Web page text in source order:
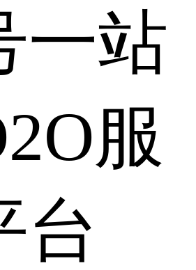
一站
服
台